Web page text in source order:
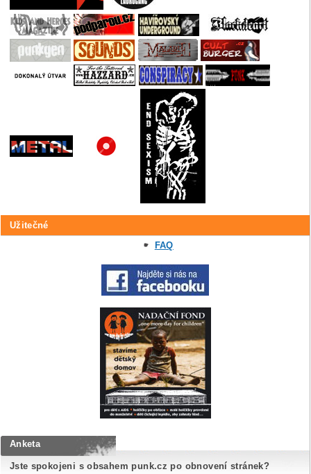
Užitečné
FAQ
Anketa
Jste spokojeni s obsahem punk.cz po obnovení stránek?